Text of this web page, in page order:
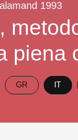
1993
piena
GR IT